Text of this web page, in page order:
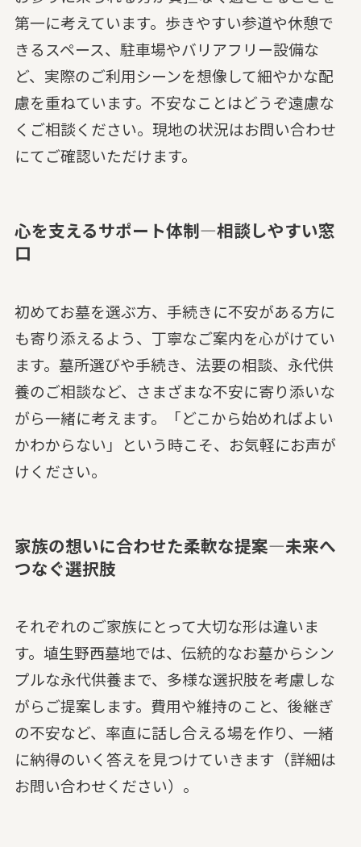
第一に考えています。歩きやすい参道や休憩で
きるスペース、駐車場やバリアフリー設備な
ど、実際のご利用シーンを想像して細やかな配
慮を重ねています。不安なことはどうぞ遠慮な
くご相談ください。現地の状況はお問い合わせ
にてご確認いただけます。
心を支えるサポート体制—相談しやすい窓
口
初めてお墓を選ぶ方、手続きに不安がある方に
も寄り添えるよう、丁寧なご案内を心がけてい
ます。墓所選びや手続き、法要の相談、永代供
養のご相談など、さまざまな不安に寄り添いな
がら一緒に考えます。「どこから始めればよい
かわからない」という時こそ、お気軽にお声が
けください。
家族の想いに合わせた柔軟な提案—未来へ
つなぐ選択肢
それぞれのご家族にとって大切な形は違いま
す。埴生野西墓地では、伝統的なお墓からシン
プルな永代供養まで、多様な選択肢を考慮しな
がらご提案します。費用や維持のこと、後継ぎ
の不安など、率直に話し合える場を作り、一緒
に納得のいく答えを見つけていきます（詳細は
お問い合わせください）。